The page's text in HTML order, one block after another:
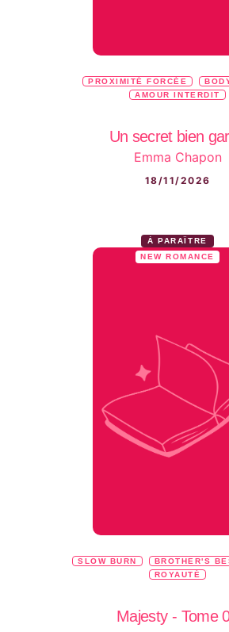
PROXIMITÉ FORCÉE
AMOUR INTERDIT
Un secret bien
Emma Chapon
18/11/2026
À PARAÎTRE
NEW ROMANCE
SLOW BURN
BROTHER'S
ROYAUTÉ
Majesty - Tome